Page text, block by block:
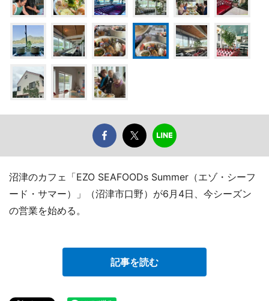
沼津のカフェ「EZO SEAFOODs Summer（エゾ・シーフ
ード・サマー）」（沼津市口野）が6月4日、今シーズン
の営業を始める。
記事を読む